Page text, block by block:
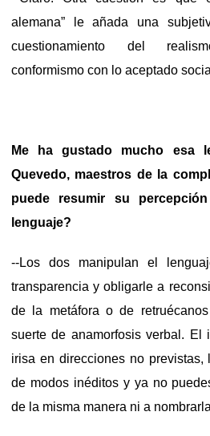
alemana” le añada una
cuestionamiento del
conformismo con lo aceptado
Me ha gustado mucho esa
Quevedo, maestros de la
puede resumir su
lenguaje?
--Los dos manipulan el
transparencia y obligarle a
de la metáfora o de
suerte de anamorfosis verbal. El
irisa en direcciones no previstas,
de modos inéditos y ya no
de la misma manera ni a